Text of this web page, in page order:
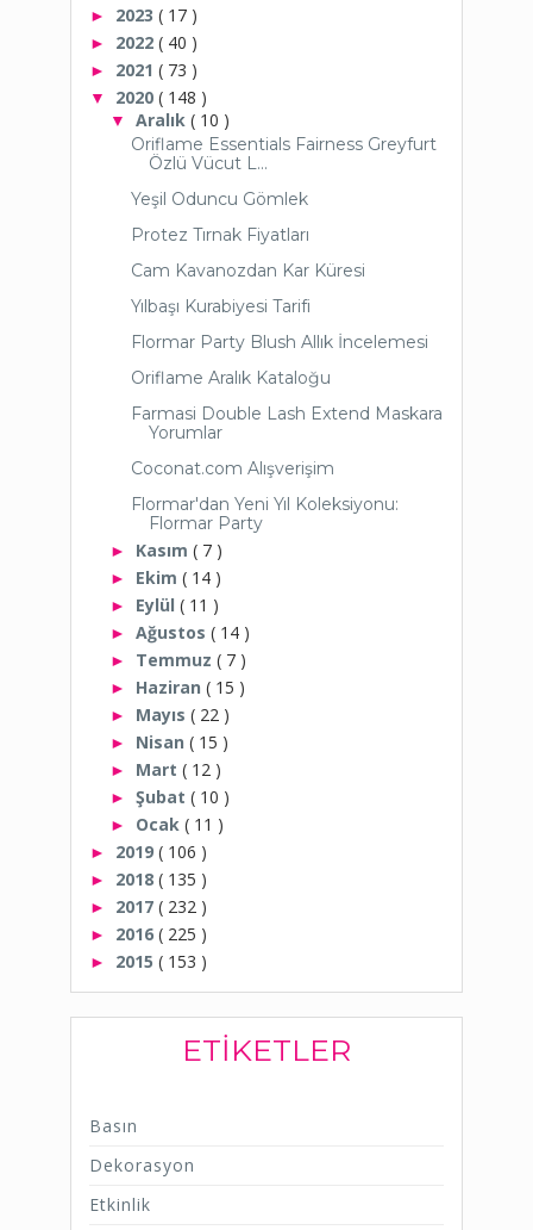
► 2023 ( 17 )
► 2022 ( 40 )
► 2021 ( 73 )
▼ 2020 ( 148 )
▼ Aralık ( 10 )
Oriflame Essentials Fairness Greyfurt
Özlü Vücut L...
Yeşil Oduncu Gömlek
Protez Tırnak Fiyatları
Cam Kavanozdan Kar Küresi
Yılbaşı Kurabiyesi Tarifi
Flormar Party Blush Allık İncelemesi
Oriflame Aralık Kataloğu
Farmasi Double Lash Extend Maskara
Yorumlar
Coconat.com Alışverişim
Flormar'dan Yeni Yıl Koleksiyonu:
Flormar Party
► Kasım ( 7 )
► Ekim ( 14 )
► Eylül ( 11 )
► Ağustos ( 14 )
► Temmuz ( 7 )
► Haziran ( 15 )
► Mayıs ( 22 )
► Nisan ( 15 )
► Mart ( 12 )
► Şubat ( 10 )
► Ocak ( 11 )
► 2019 ( 106 )
► 2018 ( 135 )
► 2017 ( 232 )
► 2016 ( 225 )
► 2015 ( 153 )
ETIKETLER
Basın
Dekorasyon
Etkinlik